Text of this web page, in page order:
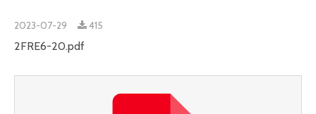
2023-07-29 415
2FRE6-20.pdf